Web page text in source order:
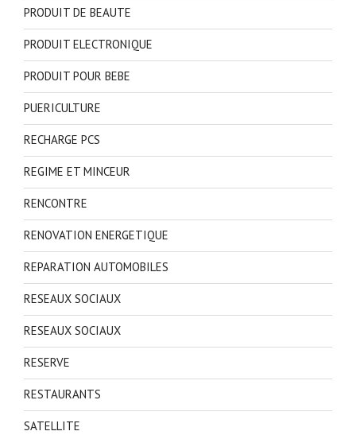
PRODUIT DE BEAUTE
PRODUIT ELECTRONIQUE
PRODUIT POUR BEBE
PUERICULTURE
RECHARGE PCS
REGIME ET MINCEUR
RENCONTRE
RENOVATION ENERGETIQUE
REPARATION AUTOMOBILES
RESEAUX SOCIAUX
RESEAUX SOCIAUX
RESERVE
RESTAURANTS
SATELLITE